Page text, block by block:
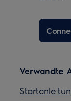
Verwandte